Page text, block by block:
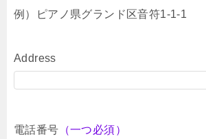
例）ピアノ県グランド区音符1-1-1
Address
電話番号 （一つ必須）